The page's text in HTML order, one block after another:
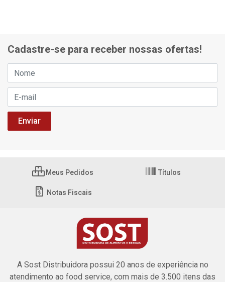
Cadastre-se para receber nossas ofertas!
Meus Pedidos Títulos
Notas Fiscais
A Sost Distribuidora possui 20 anos de experiência no
atendimento ao food service, com mais de 3.500 itens das